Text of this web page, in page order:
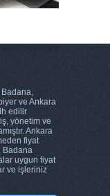
Badana,
ve Ankara
edilir
yönetim ve
Ankara
fiyat
Badana
uygun fiyat
ve işleriniz